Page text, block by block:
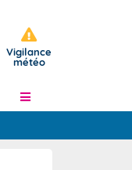
Vigilance
météo